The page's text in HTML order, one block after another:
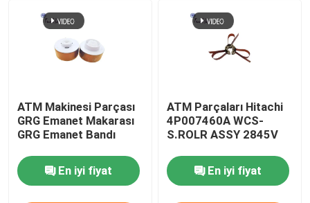
Banka banknotları sayma makinesi
Taşınabilir POS Terminalı
MEI Nakit Akışlı Banknot Kabul Cihazı
ATM Makinesi Parçası
GRG Emanet Makarası
GRG Emanet Bandı
En iyi fiyat
ATM Parçaları Hitachi
4P007460A WCS-
S.ROLR ASSY 2845V
En iyi fiyat